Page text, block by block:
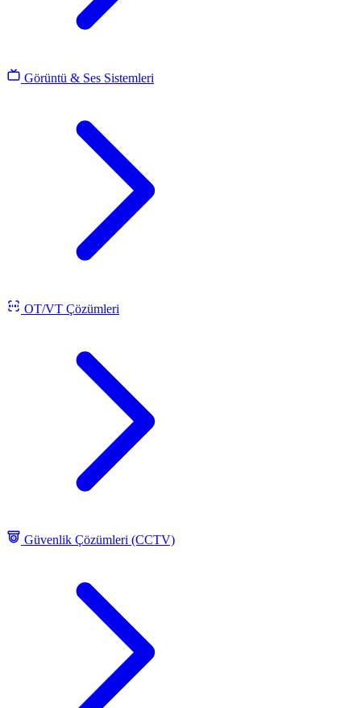
Görüntü & Ses Sistemleri
OT/VT Çözümleri
Güvenlik Çözümleri (CCTV)